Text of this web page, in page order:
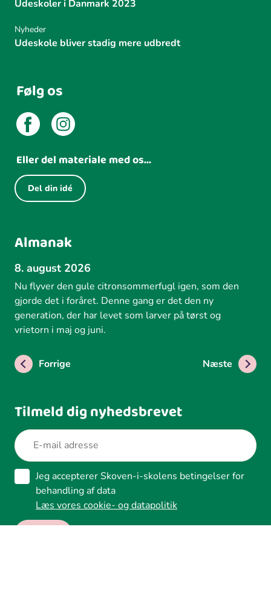
Udeskoler i Danmark 2023
Nyheder
Udeskole bliver stadig mere udbredt
Følg os
Eller del materiale med os...
Del din idé
Almanak
8. august 2026
Nu flyver den gule citronsommerfugl igen, som den
gjorde det i foråret. Denne gang er det den ny
generation, der har levet som larver på tørst og
vrietorn i maj og juni.
Forrige Næste
Tilmeld dig nyhedsbrevet
Jeg accepterer Skoven-i-skolens betingelser for
behandling af data
Læs vores cookie- og datapolitik